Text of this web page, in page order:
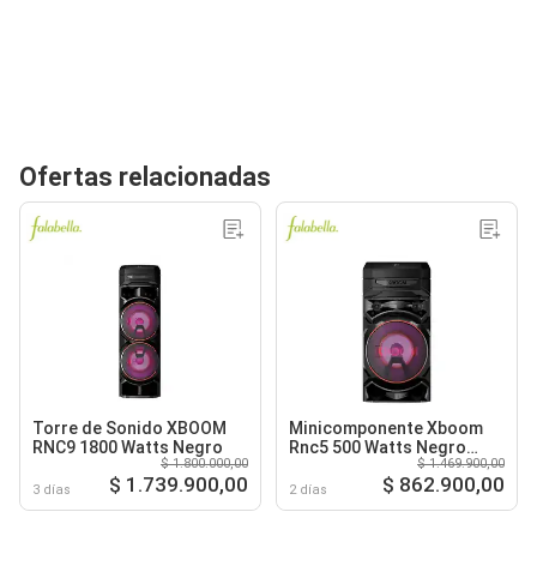
Ofertas relacionadas
Torre de Sonido XBOOM
RNC9 1800 Watts Negro
3 días
$ 1.800.000,00
$ 1.739.900,00
Minicomponente Xboom
Rnc5 500 Watts Negro
Torre de Sonido
2 días
$ 1.469.900,00
$ 862.900,00